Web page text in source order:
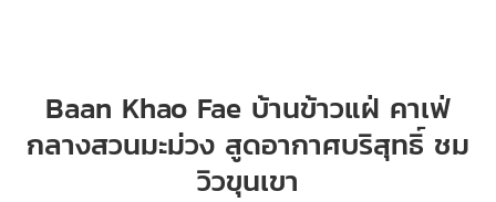
Baan Khao Fae บ้านข้าวแฝ่ คาเฟ่
กลางสวนมะม่วง สูดอากาศบริสุทธิ์ ชม
วิวขุนเขา